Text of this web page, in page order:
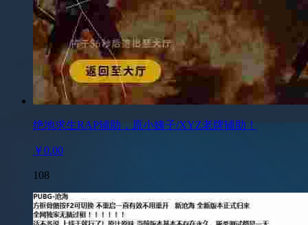
绝地求生RAP辅助，原小姨子/XYZ老牌辅助！
￥0.00
108